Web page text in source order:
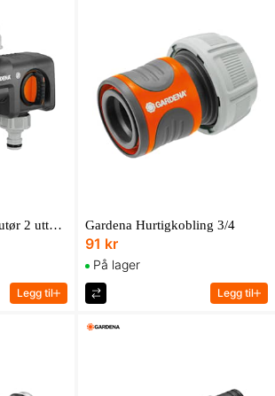
Gardena Vanndistributør 2 uttak Gardena
Legg til
Gardena Hurtigkobling 3/4
91 kr
På lager
Legg til